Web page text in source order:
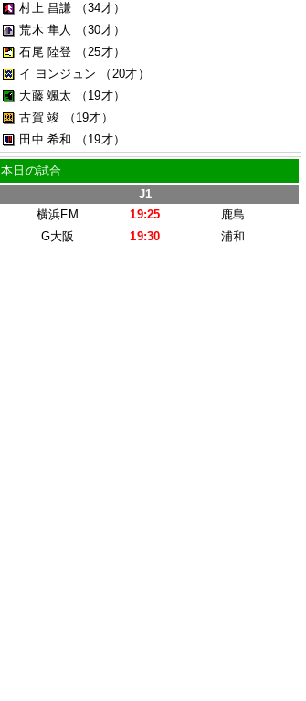
村上 昌謙
（34才）
荒木 隼人
（30才）
石尾 陸登
（25才）
イ ヨンジュン
（20才）
大藤 颯太
（19才）
古賀 竣
（19才）
田中 希和
（19才）
本日の試合
J1
横浜FM
19:25
鹿島
G大阪
19:30 浦和